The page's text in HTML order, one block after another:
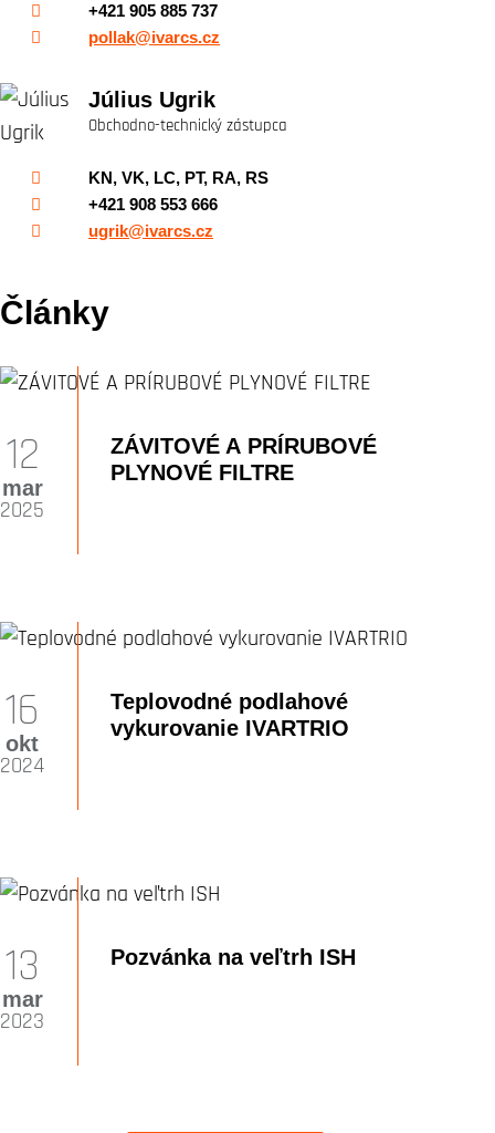
+421 905 885 737
pollak@ivarcs.cz
Július Ugrik
Obchodno-technický zástupca
KN, VK, LC, PT, RA, RS
+421 908 553 666
ugrik@ivarcs.cz
Články
ZÁVITOVÉ A PRÍRUBOVÉ
PLYNOVÉ FILTRE
12
mar
2025
Teplovodné podlahové
vykurovanie IVARTRIO
16
okt
2024
Pozvánka na veľtrh ISH
13
mar
2023